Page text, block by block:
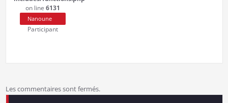
on line 6131
Nanoune
Participant
Les commentaires sont fermés.